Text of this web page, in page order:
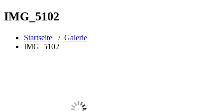
IMG_5102
Startseite / Galerie
IMG_5102